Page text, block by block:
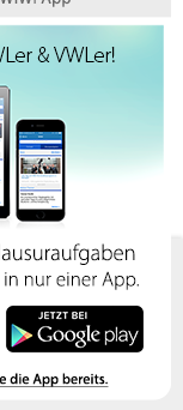
und
Indem
nutzen
diese